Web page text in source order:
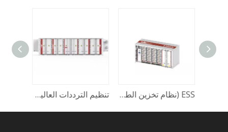
تنظيم الترددات العالية - نظام تخزين الطاقة 1C ESS (نظام تخزين الطاقة) في حاويات - التبريد السائل